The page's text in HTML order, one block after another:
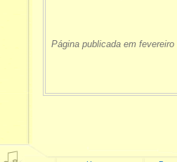
Página publicada em fevereiro